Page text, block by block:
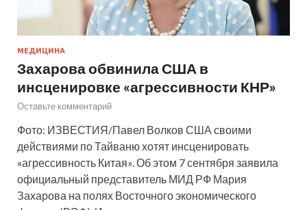
МЕДИЦИНА
Захарова обвинила США в
инсценировке «агрессивности КНР»
Оставьте комментарий
Фото: ИЗВЕСТИЯ/Павел Волков США своими
действиями по Тайваню хотят инсценировать
«агрессивность Китая». Об этом 7 сентября заявила
официальный представитель МИД РФ Мария
Захарова на полях Восточного экономического